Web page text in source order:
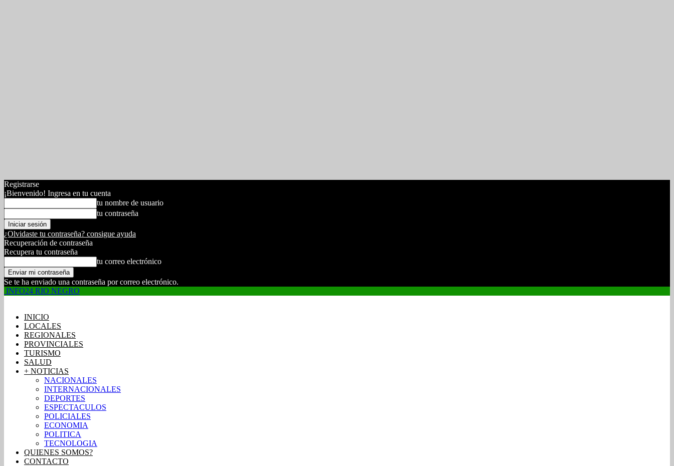
Registrarse
¡Bienvenido! Ingresa en tu cuenta
tu nombre de usuario
tu contraseña
¿Olvidaste tu contraseña? consigue ayuda
Recuperación de contraseña
Recupera tu contraseña
tu correo electrónico
Se te ha enviado una contraseña por correo electrónico.
INFO24 RIO NEGRO
INICIO
LOCALES
REGIONALES
PROVINCIALES
TURISMO
SALUD
+ NOTICIAS
NACIONALES
INTERNACIONALES
DEPORTES
ESPECTACULOS
POLICIALES
ECONOMIA
POLITICA
TECNOLOGIA
QUIENES SOMOS?
CONTACTO